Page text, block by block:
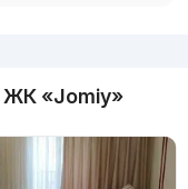
ЖК «Jomiy»